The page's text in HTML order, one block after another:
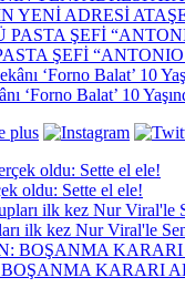
YENİ ADRESİ
ŞEFİ
‘Forno Balat’ 10
oldu: Sette el ele!
ilk kez Nur Viral'le
KARARI